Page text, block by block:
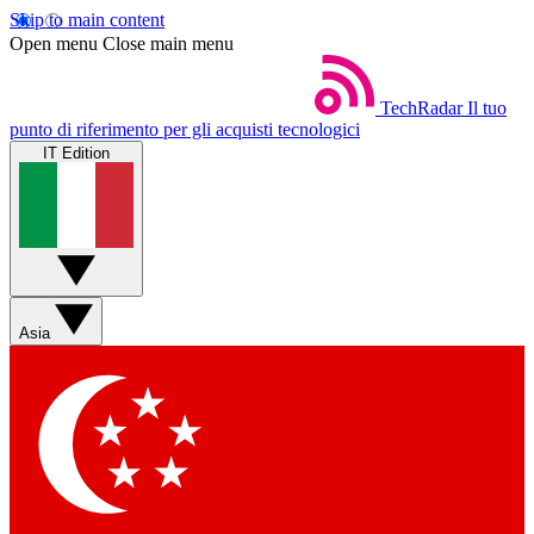
Skip to main content
Open menu Close main menu
TechRadar Il tuo
punto di riferimento per gli acquisti tecnologici
IT Edition
Asia